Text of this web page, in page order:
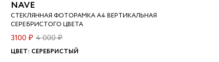
NAVE
СТЕКЛЯННАЯ ФОТОРАМКА А4 ВЕРТИКАЛЬНАЯ
СЕРЕБРИСТОГО ЦВЕТА
3100 ₽ 4 000 ₽
ЦВЕТ: СЕРЕБРИСТЫЙ